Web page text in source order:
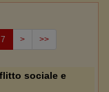
7 > >>
sociale e